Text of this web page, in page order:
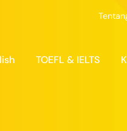
TOEFL & IELTS